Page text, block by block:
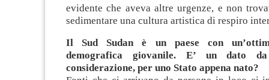
evidente che aveva altre urgenze, e non
sedimentare una cultura artistica di respiro
Il Sud Sudan è un paese con
demografica giovanile. E’ un dato
considerazione, per uno Stato appena nato?